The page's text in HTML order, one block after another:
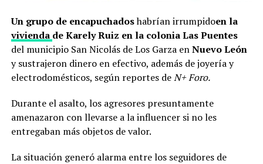
Un grupo de encapuchadoshabrían irrumpidoen la
vivienda de Karely Ruiz en la colonia Las Puentes
del municipio San Nicolás de Los Garza enNuevo León
y sustrajeron dinero en efectivo, además de joyería y
electrodomésticos, según reportes deN+ Foro.
Durante el asalto, los agresores presuntamente
amenazaron con llevarse a la influencer si no les
entregaban más objetos de valor.
La situación generó alarma entre los seguidores de